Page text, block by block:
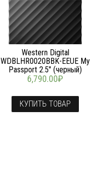
Western Digital
WDBLHR0020BBK-EEUE My
Passport 2.5″ (черный)
6,790.00₽
КУПИТЬ ТОВАР